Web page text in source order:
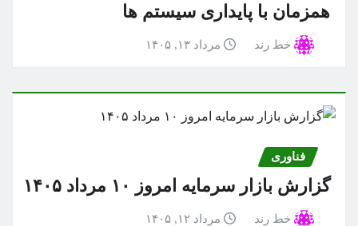
همزمان با پایداری سیستم ها
خط رند مرداد ۱۳, ۱۴۰۵
فناوری
گزارش بازار سرمایه امروز ۱۰ مرداد ۱۴۰۵
خط رند مرداد ۱۲, ۱۴۰۵